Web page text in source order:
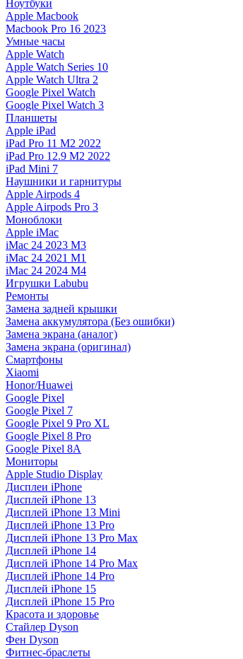
Ноутбуки
Apple Macbook
Macbook Pro 16 2023
Умные часы
Apple Watch
Apple Watch Series 10
Apple Watch Ultra 2
Google Pixel Watch
Google Pixel Watch 3
Планшеты
Apple iPad
iPad Pro 11 M2 2022
iPad Pro 12.9 M2 2022
iPad Mini 7
Наушники и гарнитуры
Apple Airpods 4
Apple Airpods Pro 3
Моноблоки
Apple iMac
iMac 24 2023 M3
iMac 24 2021 M1
iMac 24 2024 M4
Игрушки Labubu
Ремонты
Замена задней крышки
Замена аккумулятора (Без ошибки)
Замена экрана (аналог)
Замена экрана (оригинал)
Смартфоны
Xiaomi
Honor/Huawei
Google Pixel
Google Pixel 7
Google Pixel 9 Pro XL
Google Pixel 8 Pro
Google Pixel 8A
Мониторы
Apple Studio Display
Дисплеи iPhone
Дисплей iPhone 13
Дисплей iPhone 13 Mini
Дисплей iPhone 13 Pro
Дисплей iPhone 13 Pro Max
Дисплей iPhone 14
Дисплей iPhone 14 Pro Max
Дисплей iPhone 14 Pro
Дисплей iPhone 15
Дисплей iPhone 15 Pro
Красота и здоровье
Стайлер Dyson
Фен Dyson
Фитнес-браслеты